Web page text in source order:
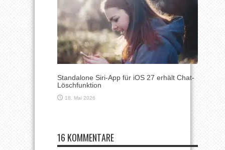
Standalone Siri-App für iOS 27 erhält Chat-
Löschfunktion
18. Mai 2026
16 KOMMENTARE